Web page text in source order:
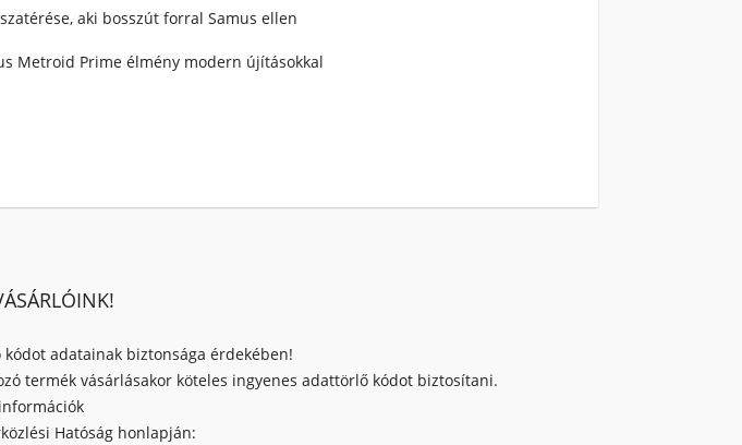
aki bosszút forral Samus ellen
Metroid Prime élmény modern újításokkal
adatainak biztonsága érdekében!
termék vásárlásakor köteles ingyenes adattörlő kódot biztosítani.
Hatóság honlapján: